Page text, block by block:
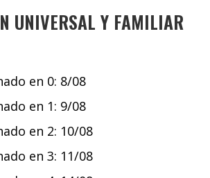
UNIVERSAL Y FAMILIAR
en 0: 8/08
en 1: 9/08
en 2: 10/08
en 3: 11/08